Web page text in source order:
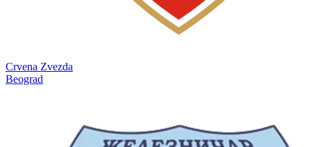
Crvena Zvezda
Beograd